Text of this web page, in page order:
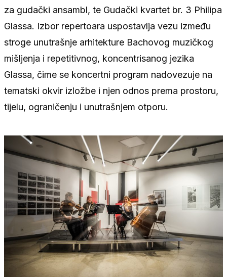
za gudački ansambl, te Gudački kvartet br. 3 Philipa
Glassa. Izbor repertoara uspostavlja vezu između
stroge unutrašnje arhitekture Bachovog muzičkog
mišljenja i repetitivnog, koncentrisanog jezika
Glassa, čime se koncertni program nadovezuje na
tematski okvir izložbe i njen odnos prema prostoru,
tijelu, ograničenju i unutrašnjem otporu.